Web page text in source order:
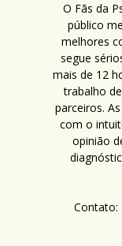
O Fãs da
público
melhores
segue
mais de 12
trabalho
parceiros.
com o
opinião
Contato: